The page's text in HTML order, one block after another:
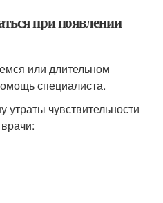
при появлении
или длительном
специалиста.
утраты чувствительности